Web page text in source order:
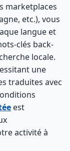
marketplaces
etc.), vous
langue et
clés back-
locale.
une
traduites avec
est
activité à